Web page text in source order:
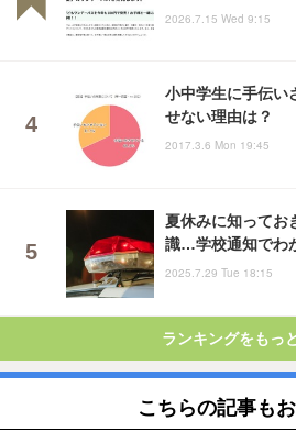
2026.7.15 Wed 9:15
小中学生に手伝い
せない理由は？
2017.3.6 Mon 19:45
夏休みに知ってお
識…学校通知でわ
2025.7.29 Tue 18:15
ランキングをもっ
こちらの記事も